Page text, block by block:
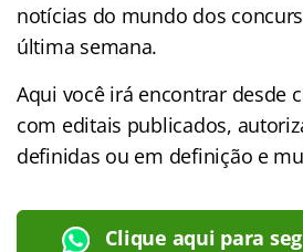
notícias do mundo dos
última semana.
Aqui você irá encontrar desde
com editais publicados,
definidas ou em definição e
Clique aqui para